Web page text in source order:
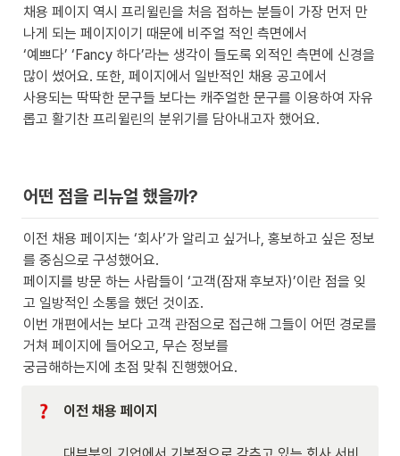
채용 페이지 역시 프리윌린을 처음 접하는 분들이 가장 먼저 만
나게 되는 페이지이기 때문에 비주얼 적인 측면에서
‘예쁘다’ ‘Fancy 하다’라는 생각이 들도록 외적인 측면에 신경을
많이 썼어요. 또한, 페이지에서 일반적인 채용 공고에서
사용되는 딱딱한 문구들 보다는 캐주얼한 문구를 이용하여 자유
롭고 활기찬 프리윌린의 분위기를 담아내고자 했어요.
어떤 점을 리뉴얼 했을까?
이전 채용 페이지는 ‘회사’가 알리고 싶거나, 홍보하고 싶은 정보
를 중심으로 구성했어요.
페이지를 방문 하는 사람들이 ‘고객(잠재 후보자)’이란 점을 잊
고 일방적인 소통을 했던 것이죠.
이번 개편에서는 보다 고객 관점으로 접근해 그들이 어떤 경로를
거쳐 페이지에 들어오고, 무슨 정보를
궁금해하는지에 초점 맞춰 진행했어요.